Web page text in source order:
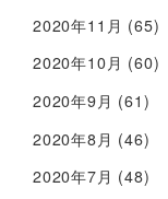
2020年11月 (65)
2020年10月 (60)
2020年9月 (61)
2020年8月 (46)
2020年7月 (48)